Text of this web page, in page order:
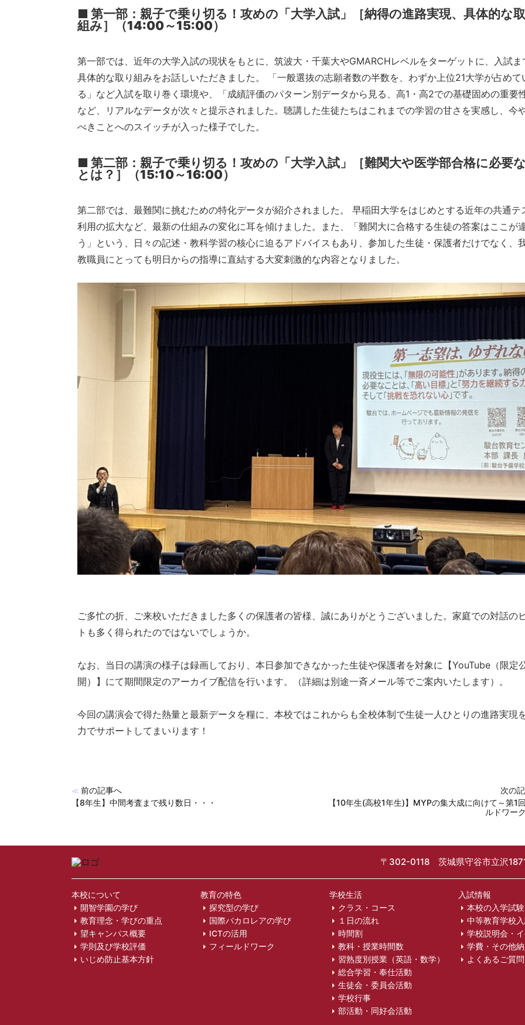
■ 第一部： 親子で乗り切る！攻めの「大学入試」［納得の進路実現、具体的な
組み］
（14:00～15:00）
第一部では、 近年の大学入試の現状をもとに、 筑波大・千葉大やGMARCHレベルをターゲットに、 入試ま
具体的な取り組みをお話しいただきました。 「一般選抜の志願者数の半数を、わずか上位21大学が占めて
る」など入試を取り巻く環境や、「成績評価のパターン別データから見る、高1・高2での基礎固めの重要
など、リアルなデータが次々と提示されました。聴講した生徒たちはこれまでの学習の甘さを実感し、今
べきことへのスイッチが入った様子でした。
■ 第二部： 親子で乗り切る！攻めの「大学入試」［難関大や医学部合格に必要
とは？］
（15:10～16:00）
第二部では、最難関に挑むための特化データが紹介されました。 早稲田大学をはじめとする近年の共通テ
利用の拡大など、最新の仕組みの変化に耳を傾けました。また、「難関大に合格する生徒の答案はここが
う」という、日々の記述・教科学習の核心に迫るアドバイスもあり、参加した生徒・保護者だけでなく、
教職員にとっても明日からの指導に直結する大変刺激的な内容となりました。
ご多忙の折、ご来校いただきました多くの保護者の皆様、誠にありがとうございました。家庭での対話の
トも多く得られたのではないでしょうか。
なお、当日の講演の様子は録画しており、本日参加できなかった生徒や保護者を対象に【YouTube（限定
開）】にて期間限定のアーカイブ配信を行います。（詳細は別途一斉メール等でご案内いたします）。
今回の講演会で得た熱量と最新データを糧に、本校ではこれからも全校体制で生徒一人ひとりの進路実現
力でサポートしてまいります！
≪ 前の記事へ
【8年生】中間考査まで残り数日・・・
次の
【10年生(高校1年生)】MYPの集大成に向けて～第1
ルドワー
〒302-0118 茨城県守谷市立沢
本校について
開智学園の学び
教育理念・学びの重点
望キャンパス概要
学則及び学校評価
いじめ防止基本方針
教育の特色
探究型の学び
国際バカロレアの学び
ICTの活用
フィールドワーク
学校生活
クラス・コース
１日の流れ
時間割
教科・授業時間数
習熟度別授業（英語・数学）
総合学習・奉仕活動
生徒会・委員会活動
学校行事
部活動・同好会活動
入試情報
本校の入学試
中等教育学校
学校説明会・
学費・その他
よくあるご質問